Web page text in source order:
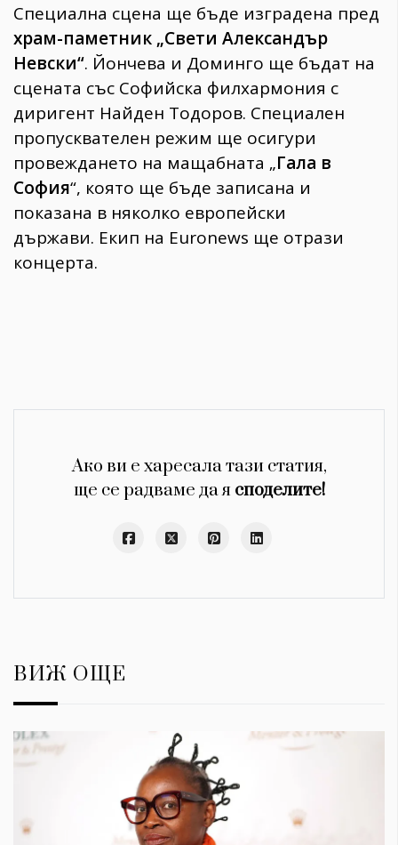
Специална сцена ще бъде изградена пред
храм-паметник „Свети Александър
Невски“. Йончева и Доминго ще бъдат на
сцената със Софийска филхармония с
диригент Найден Тодоров. Специален
пропусквателен режим ще осигури
провеждането на мащабната „Гала в
София“, която ще бъде записана и
показана в няколко европейски
държави. Екип на Euronews ще отрази
концерта.
Ако ви е харесала тази статия,
ще се радваме да я споделите!
ВИЖ ОЩЕ